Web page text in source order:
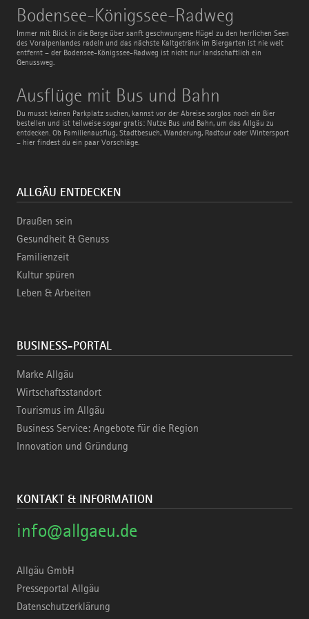
Bodensee-Königssee-Radweg
Immer mit Blick in die Berge über sanft geschwungene Hügel zu den herrlichen Seen
des Voralpenlandes radeln und das nächste Kaltgetränk im Biergarten ist nie weit
entfernt – der Bodensee-Königssee-Radweg ist nicht nur landschaftlich ein
Genussweg.
Bodensee-
Königssee-
Radweg
Ausflüge mit Bus und Bahn
Du musst keinen Parkplatz suchen, kannst vor der Abreise sorglos noch ein Bier
bestellen und ist teilweise sogar gratis: Nutze Bus und Bahn, um das Allgäu zu
entdecken. Ob Familienausflug, Stadtbesuch, Wanderung, Radtour oder Wintersport
– hier findest du ein paar Vorschläge.
Ausflüge
mit
Bus
und
Bahn
ALLGÄU ENTDECKEN
Draußen sein
Gesundheit & Genuss
Familienzeit
Kultur spüren
Leben & Arbeiten
BUSINESS-PORTAL
Marke Allgäu
Wirtschaftsstandort
Tourismus im Allgäu
Business Service: Angebote für die Region
Innovation und Gründung
KONTAKT & INFORMATION
info@allgaeu.de
Allgäu GmbH
Presseportal Allgäu
Datenschutzerklärung